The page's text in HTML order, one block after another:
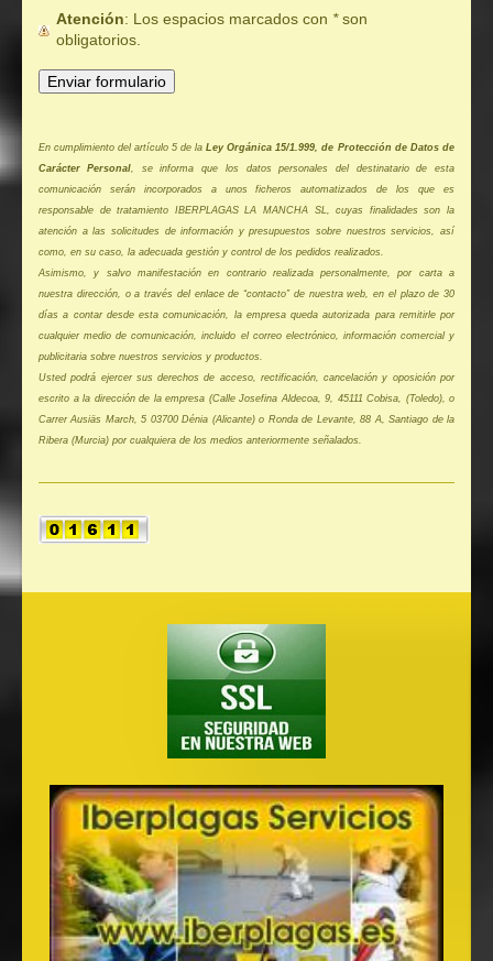
Atención : Los espacios marcados con *son
obligatorios.
En cumplimiento del artículo 5 de la Ley Orgánica 15/1.999, de Protección de Datos de
Carácter Personal , se informa que los datos personales del destinatario de esta
comunicación serán incorporados a unos ficheros automatizados de los que es
responsable de tratamiento IBERPLAGAS LA MANCHA SL, cuyas finalidades son la
atención a las solicitudes de información y presupuestos sobre nuestros servicios, así
como, en su caso, la adecuada gestión y control de los pedidos realizados.
Asimismo, y salvo manifestación en contrario realizada personalmente, por carta a
nuestra dirección, o a través del enlace de “contacto” de nuestra web, en el plazo de 30
días a contar desde esta comunicación, la empresa queda autorizada para remitirle por
cualquier medio de comunicación, incluido el correo electrónico, información comercial y
publicitaria sobre nuestros servicios y productos.
Usted podrá ejercer sus derechos de acceso, rectificación, cancelación y oposición por
escrito a la dirección de la empresa (Calle Josefina Aldecoa, 9, 45111 Cobisa, (Toledo), o
Carrer Ausiäs March, 5 03700 Dénia (Alicante) o Ronda de Levante, 88 A, Santiago de la
Ribera (Murcia) por cualquiera de los medios anteriormente señalados.